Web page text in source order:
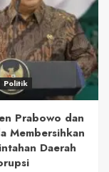
Politik
Prabowo dan
Membersihkan
Daerah